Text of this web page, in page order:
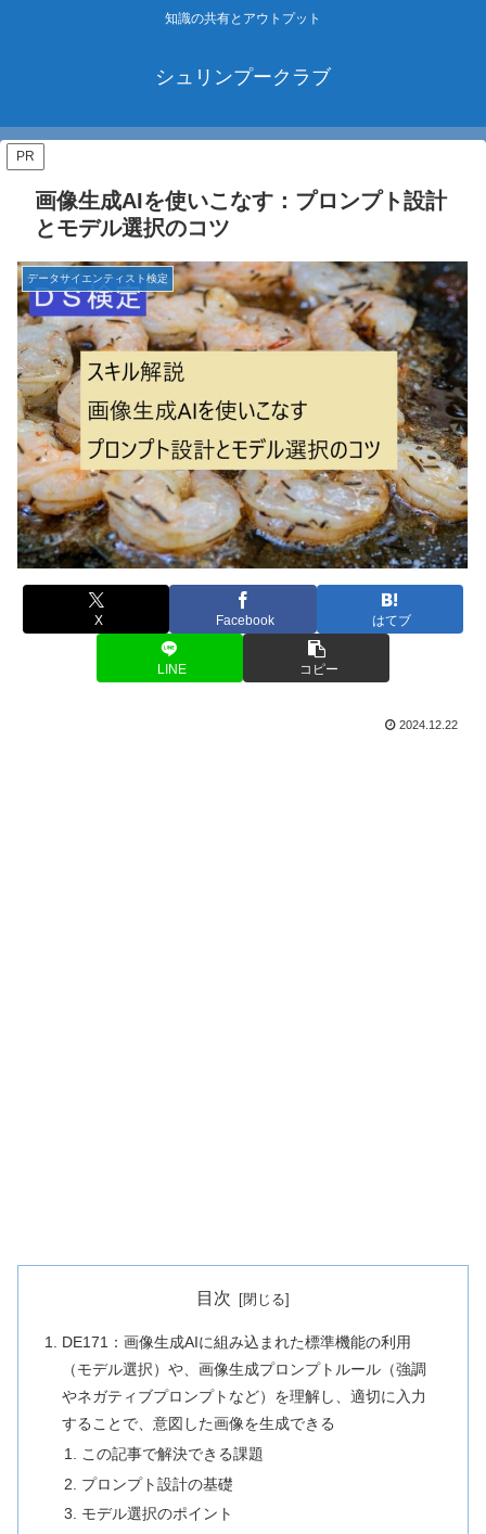
知識の共有とアウトプット
シュリンプークラブ
PR
画像生成AIを使いこなす：プロンプト設計
とモデル選択のコツ
データサイエンティスト検定
X Facebook はてブ
LINE コピー
2024.12.22
目次
DE171：画像生成AIに組み込まれた標準機能の利用
（モデル選択）や、画像生成プロンプトルール（強調
やネガティブプロンプトなど）を理解し、適切に入力
することで、意図した画像を生成できる
この記事で解決できる課題
プロンプト設計の基礎
モデル選択のポイント